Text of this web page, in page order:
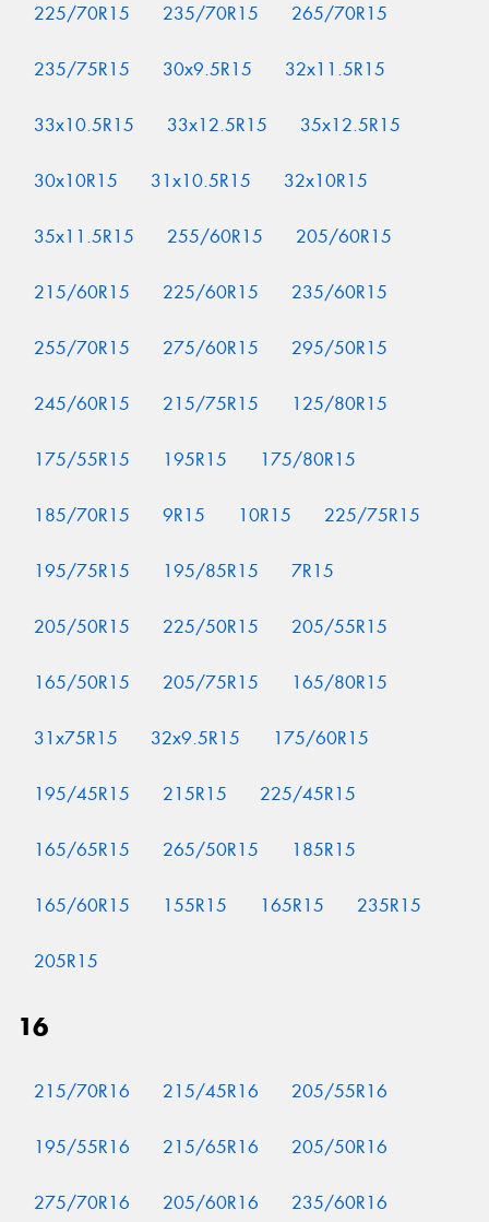
225/70R15 235/70R15 265/70R15
235/75R15 30x9.5R15 32x11.5R15
33x10.5R15 33x12.5R15 35x12.5R15
30x10R15 31x10.5R15 32x10R15
35x11.5R15 255/60R15 205/60R15
215/60R15 225/60R15 235/60R15
255/70R15 275/60R15 295/50R15
245/60R15 215/75R15 125/80R15
175/55R15 195R15 175/80R15
185/70R15 9R15 10R15 225/75R15
195/75R15 195/85R15 7R15
205/50R15 225/50R15 205/55R15
165/50R15 205/75R15 165/80R15
31x75R15 32x9.5R15 175/60R15
195/45R15 215R15 225/45R15
165/65R15 265/50R15 185R15
165/60R15 155R15 165R15 235R15
205R15
16
215/70R16 215/45R16 205/55R16
195/55R16 215/65R16 205/50R16
275/70R16 205/60R16 235/60R16